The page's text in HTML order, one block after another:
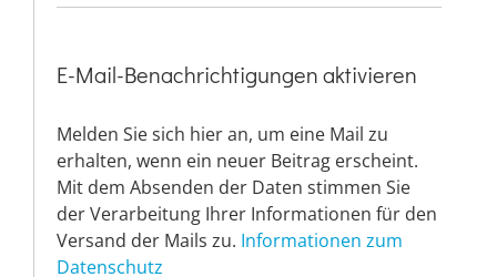
E-Mail-Benachrichtigungen aktivieren
Melden Sie sich hier an, um eine Mail zu
erhalten, wenn ein neuer Beitrag erscheint.
Mit dem Absenden der Daten stimmen Sie
der Verarbeitung Ihrer Informationen für den
Versand der Mails zu. Informationen zum
Datenschutz